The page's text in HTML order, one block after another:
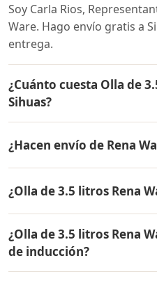
Soy Carla Rios,
Ware. Hago envío gratis a
entrega.
¿Cuánto cuesta Olla de
Sihuas?
todo el Perú. Contáctame
el precio actual,
de pago en cuotas desde el
¿Hacen envío de Rena
a Sihuas, Ancash y a todo el
entrega.
¿Olla de 3.5 litros Rena
vida contra defectos de
productos Rena Ware están
inoxidable quirúrgico 18/10
¿Olla de 3.5 litros Rena
de inducción?